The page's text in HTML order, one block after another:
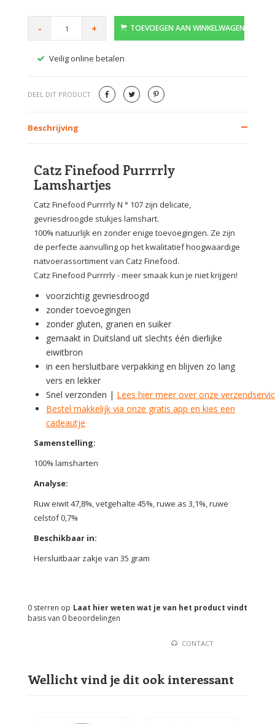
- + TOEVOEGEN AAN WINKELWAGEN
Veilig online betalen
DEEL DIT PRODUCT
Beschrijving
Catz Finefood Purrrrly
Lamshartjes
Catz Finefood Purrrrly N ° 107 zijn delicate,
gevriesdroogde stukjes lamshart.
100% natuurlijk en zonder enige toevoegingen. Ze zijn
de perfecte aanvulling op het kwalitatief hoogwaardige
natvoerassortiment van Catz Finefood.
Catz Finefood Purrrrly - meer smaak kun je niet krijgen!
voorzichtig gevriesdroogd
zonder toevoegingen
zonder gluten, granen en suiker
gemaakt in Duitsland uit slechts één dierlijke
eiwitbron
in een hersluitbare verpakking en blijven zo lang
vers en lekker
Snel verzonden | Lees hier meer over onze
Bestel makkelijk via onze gratis app en kies een
cadeautje
Samenstelling:
100% lamsharten
Analyse:
Ruw eiwit 47,8%, vetgehalte 45%, ruwe as 3,1%, ruwe
celstof 0,7%
Beschikbaar in:
Hersluitbaar zakje van 35 gram
Laat hier weten wat je van het product vindt
0 sterren op
basis van 0 beoordelingen
CONTACT
Wellicht vind je dit ook interessant